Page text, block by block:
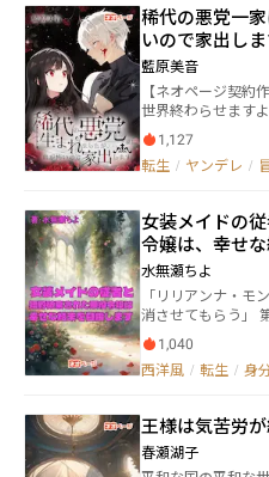
め、一族の若者が
る慣わしとなって
ェルは妹クリステ
たのだ。 嵐の夜、
スティーナの居室
は、皇后に望む者
えるクリスティー
気なく意識を失ったシェルを――
章には、※を付与し
稀代の悪党一
いので家出し
がなぜか執着し
藍原美音
【ネオページ契約
世界終わらせます
ヴィナ。人殺しを
ヴィナは家出を決
わからずに迎えた
とを恐れたヴィナ
うとするが――。
1,127
転生 / ヤンデレ /
女装メイドの
令嬢は、幸せ
水無瀬ちよ
「リリアンナ・モ
消させてもらう」
喜していた。 なぜ
ま、この乙女ゲー
していたからだ。
従者の少年だった
えようと決意して
リオ通り、男嫌い
1,040
西洋風 / 転生 / 身
王様は気苦労が
春瀬湖子